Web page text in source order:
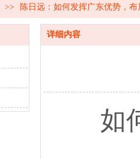
>> 陈日远：如何发挥广东优势，
详细内容
如